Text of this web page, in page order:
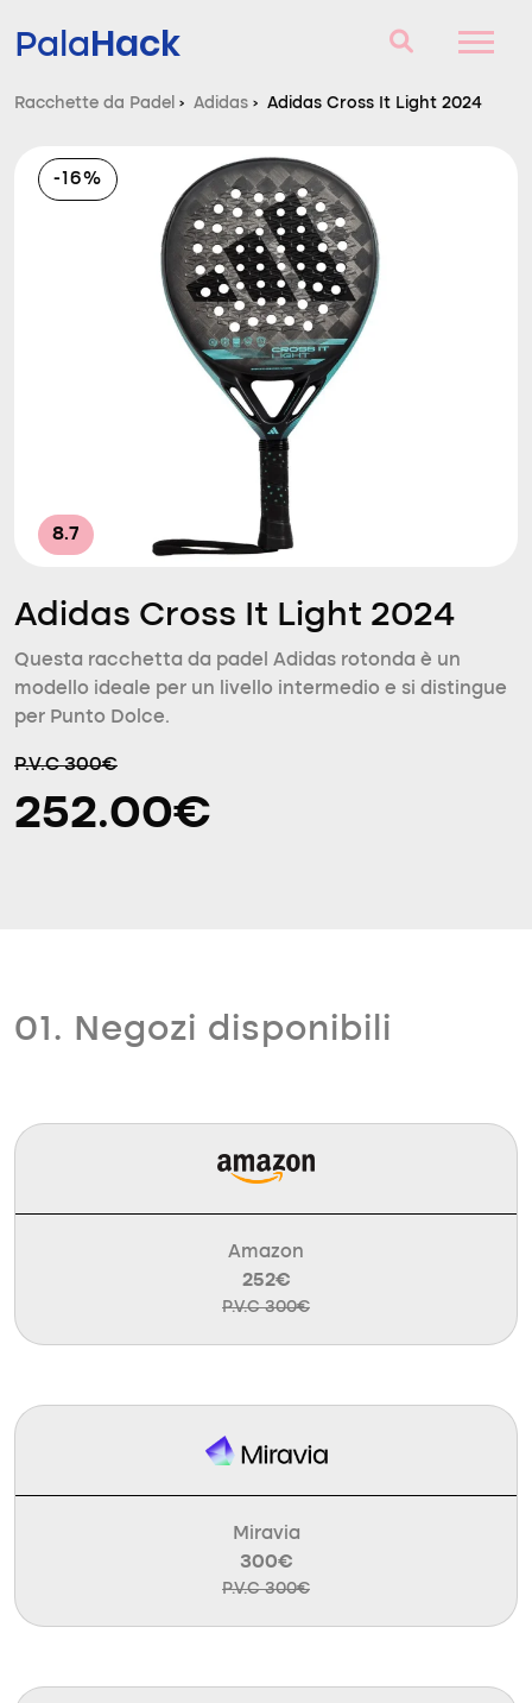
PalaHack
Domande e risposte
Comparatore
Racchette da Padel › Adidas › Adidas Cross It Light 2024
-16%
8.7
Adidas Cross It Light 2024
Questa racchetta da padel Adidas rotonda è un
modello ideale per un livello intermedio e si distingue
per Punto Dolce.
P.V.C 300€
252.00€
01. Negozi disponibili
Amazon
252€
P.V.C 300€
Miravia
300€
P.V.C 300€